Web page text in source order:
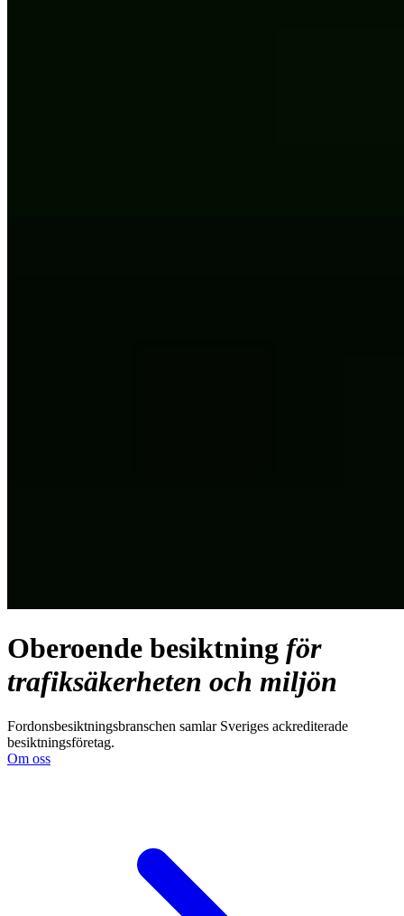
Oberoende besiktning för
trafiksäkerheten och miljön
Fordonsbesiktningsbranschen samlar Sveriges ackrediterade
besiktningsföretag.
Om oss